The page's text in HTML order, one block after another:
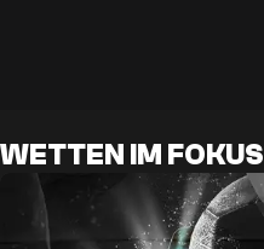
WETTEN IM FOKUS